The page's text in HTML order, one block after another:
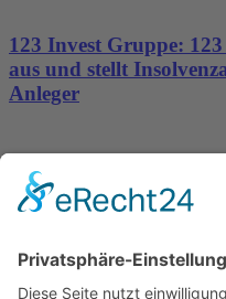
123 Invest Gruppe:
aus und stellt
Anleger
Dronus sichert sich
den Aufbau
Wichtiges
Impressum